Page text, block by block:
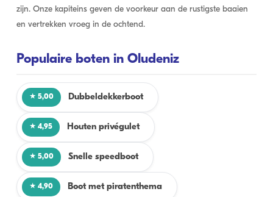
zijn. Onze kapiteins geven de voorkeur aan de rustigste baaien
en vertrekken vroeg in de ochtend.
Populaire boten in Oludeniz
★ 5,00 Dubbeldekkerboot
★ 4,95 Houten privégulet
★ 5,00 Snelle speedboot
★ 4,90 Boot met piratenthema